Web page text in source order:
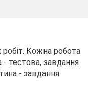
робіт. Кожна робота
- тестова, завдання
- завдання